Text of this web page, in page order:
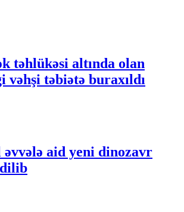
təhlükəsi altında olan
vəhşi təbiətə buraxıldı
aid yeni dinozavr